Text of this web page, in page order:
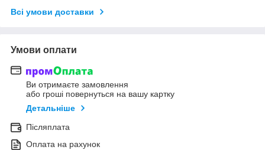
Всі умови доставки
Умови оплати
Ви отримаєте замовлення
або гроші повернуться на вашу картку
Детальніше
Післяплата
Оплата на рахунок